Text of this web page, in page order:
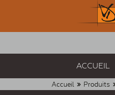
ACCUEIL
Accueil Produits